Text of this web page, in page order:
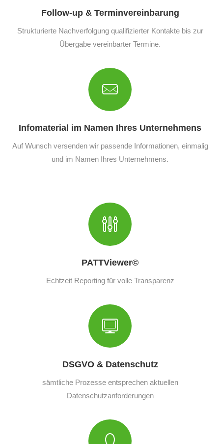
Follow-up & Terminvereinbarung
Strukturierte Nachverfolgung qualifizierter Kontakte bis zur
Übergabe vereinbarter Termine.
Infomaterial im Namen Ihres Unternehmens
Auf Wunsch versenden wir passende Informationen, einmalig
und im Namen Ihres Unternehmens.
PATTViewer©
Echtzeit Reporting für volle Transparenz
DSGVO & Datenschutz
sämtliche Prozesse entsprechen aktuellen
Datenschutzanforderungen